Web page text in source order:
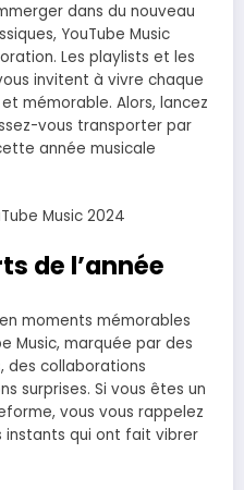
dans du nouveau
YouTube Music
Les playlists et les
invitent à vivre chaque
mémorable. Alors, lancez
vous transporter par
année musicale
de l’année
moments mémorables
Music, marquée par des
des collaborations
surprises. Si vous êtes un
vous vous rappelez
instants qui ont fait vibrer